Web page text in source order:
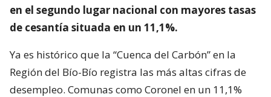
en el segundo lugar nacional con mayores tasas
de cesantía situada en un 11,1%.
Ya es histórico que la “Cuenca del Carbón” en la
Región del Bío-Bío registra las más altas cifras de
desempleo. Comunas como Coronel en un 11,1%